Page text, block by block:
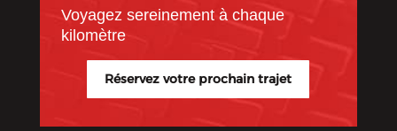
Voyagez sereinement à chaque
kilomètre
Réservez votre prochain trajet